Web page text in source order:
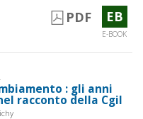
PDF EB
E-BOOK
: gli anni
racconto della Cgil